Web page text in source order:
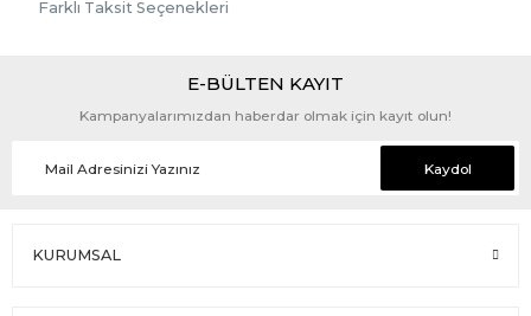
Farklı Taksit Seçenekleri
E-BÜLTEN KAYIT
Kampanyalarımızdan haberdar olmak için kayıt olun!
Kaydol
KURUMSAL